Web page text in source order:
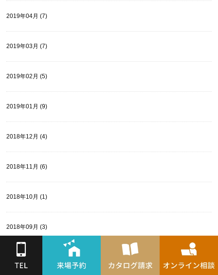
2019年04月 (7)
2019年03月 (7)
2019年02月 (5)
2019年01月 (9)
2018年12月 (4)
2018年11月 (6)
2018年10月 (1)
2018年09月 (3)
2018年08月 (1)